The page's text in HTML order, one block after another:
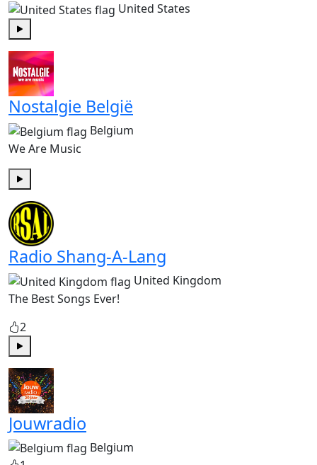
United States
Nostalgie België
Belgium
We Are Music
Radio Shang-A-Lang
United Kingdom
The Best Songs Ever!
2
Play
Jouwradio
Belgium